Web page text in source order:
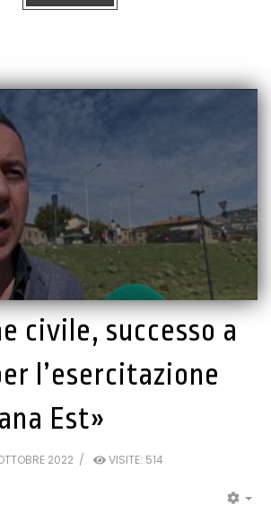
civile, successo a
l’esercitazione
Est»
2022 VISITE: 514